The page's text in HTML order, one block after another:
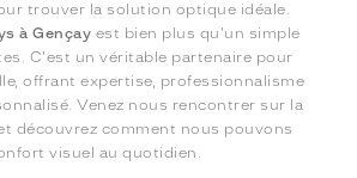
trouver la solution optique idéale.
à Gençay est bien plus qu'un simple
C'est un véritable partenaire pour
offrant expertise, professionnalisme
Venez nous rencontrer sur la
découvrez comment nous pouvons
visuel au quotidien.